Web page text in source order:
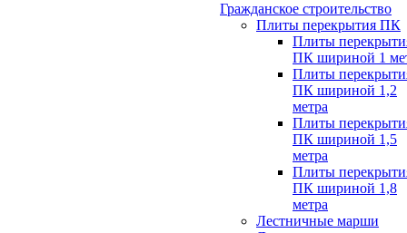
Гражданское строительство
Плиты перекрытия ПК
Плиты
ПК шириной 1
Плиты
ПК шириной 1,2
метра
Плиты
ПК шириной 1,5
метра
Плиты
ПК шириной 1,8
метра
Лестничные марши